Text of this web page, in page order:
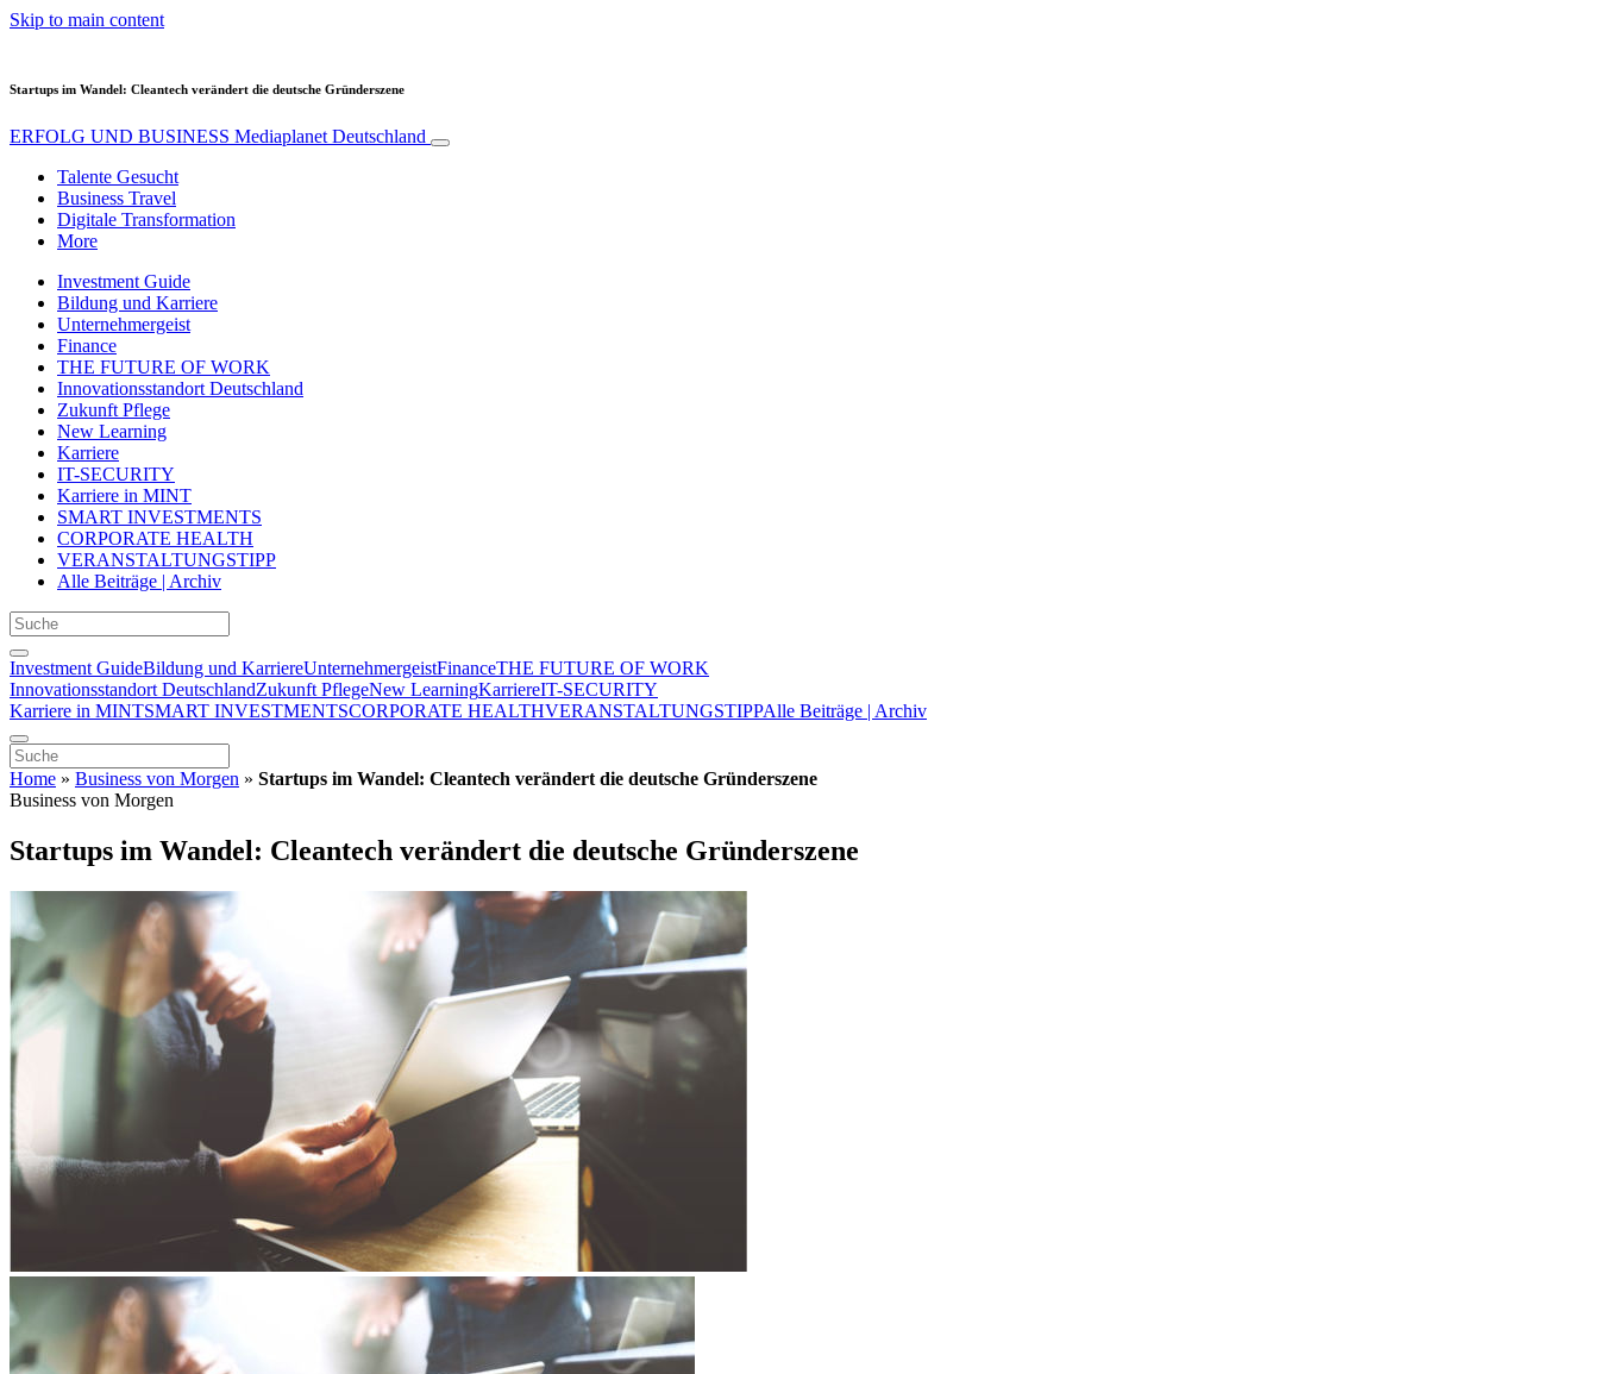
Skip to main content
Startups im Wandel: Cleantech verändert die deutsche Gründerszene
ERFOLG UND BUSINESS Mediaplanet Deutschland
Talente Gesucht
Business Travel
Digitale Transformation
More
Investment Guide
Bildung und Karriere
Unternehmergeist
Finance
THE FUTURE OF WORK
Innovationsstandort Deutschland
Zukunft Pflege
New Learning
Karriere
IT-SECURITY
Karriere in MINT
SMART INVESTMENTS
CORPORATE HEALTH
VERANSTALTUNGSTIPP
Alle Beiträge | Archiv
Investment GuideBildung und KarriereUnternehmergeistFinanceTHE FUTURE OF WORK
Innovationsstandort DeutschlandZukunft PflegeNew LearningKarriereIT-SECURITY
Karriere in MINTSMART INVESTMENTSCORPORATE HEALTHVERANSTALTUNGSTIPPAlle Beiträge | Archiv
Home » Business von Morgen » Startups im Wandel: Cleantech verändert die deutsche Gründerszene
Business von Morgen
Startups im Wandel: Cleantech verändert die deutsche Gründerszene